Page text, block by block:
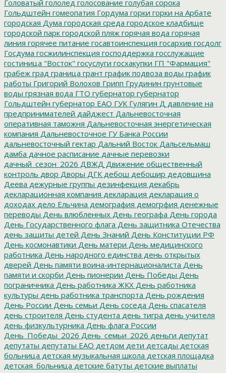
Головатый гололед голосование голубая сорока
Гольдштейн гомеопатия Гордума горки горки на Арбате
городская Дума городская среда городское кладбище
городской парк городской пляж горячая вода горячая
линия горячее питание госавтоинспекция госархив госдолг
Госдума госжилинспекция господдержка госслужащие
гостиница "Восток" госуслуги госхакупки ГП "Фармация"
грабеж град граница грант график подвоза воды график
работы Григорий Волохов Грипп Грудинин грунтовые
воды грязная вода ГТО губернатор губернатор
Гольдштейн губернатор ЕАО ГУК Гулягин Д давление на
предпринимателей дайджест Дальневосточная
оперативная таможня Дальневосточная энергетическая
компания Дальневосточное ГУ Банка России
дальневосточный гектар Дальний Восток Дальсельмаш
дамба дачное расписание дачные перевозки
дачный_сезон_2026 ДВЖД Движение общественный
контроль двор Дворы ДГК дебош дебошир дедовщина
Деева дежурные группы дезинфекция декабрь
декларационная компания декларация декларация о
доходах дело Ельчина демография демогрфия денежные
переводы День влюбленных День географа День города
День Государственного флага День защитника Отечества
день защиты детей День Знаний День Конституции РФ
День космонавтики День матери День медицинского
работника День народного единства день открытых
дверей День памяти воина-интернационалиста День
памяти и скорби День пионерии День Победы День
пограничника День работника ЖКХ День работника
культуры день работника транспорта День рождения
День России День семьи День соседа День спасателя
день строителя День студента день тигра день учителя
день физкультурника День флага России
День_Победы_2026 День_семьи_2026 деньги депутат
депутаты депутаты ЕАО детдом дети детсады детская
больница детская музыкальная школа детская площадка
детская_больница детские батуты детские выплаты